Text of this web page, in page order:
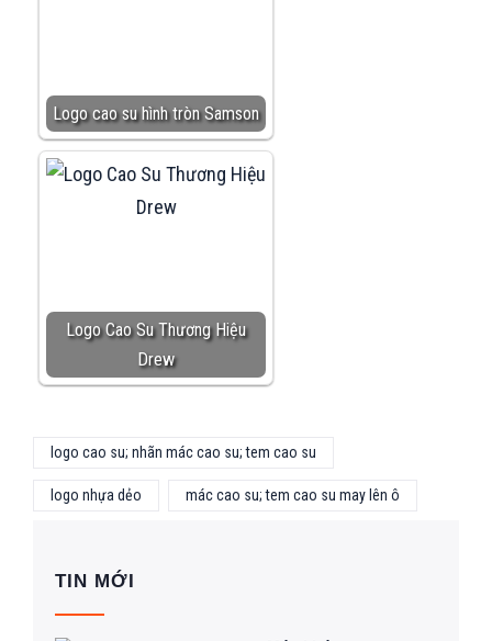
Logo cao su hình tròn Samson
Logo Cao Su Thương Hiệu
Drew
logo cao su; nhãn mác cao su; tem cao su
logo nhựa dẻo mác cao su; tem cao su may lên ô
TIN MỚI